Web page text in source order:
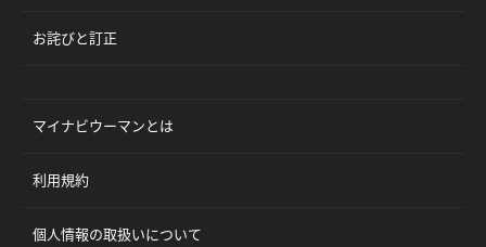
お詫びと訂正
マイナビウーマンとは
利用規約
個人情報の取扱いについて